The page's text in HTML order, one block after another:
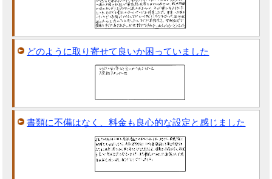
どのように取り寄せて良いか困っていました
書類に不備はなく、料金も良心的な設定と感じました